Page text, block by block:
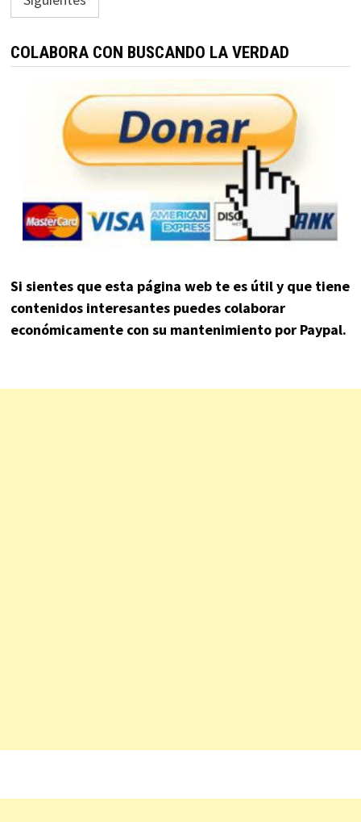
entradas
COLABORA CON BUSCANDO LA VERDAD
Si sientes que esta página web te es útil y que tiene
contenidos interesantes puedes colaborar
económicamente con su mantenimiento por Paypal.